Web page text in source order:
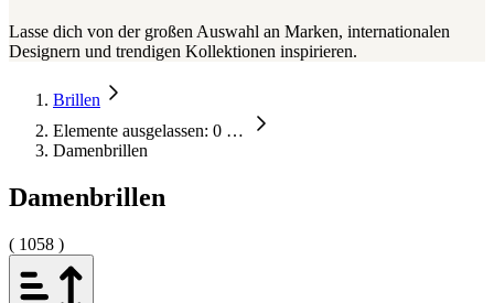
Lasse dich von der großen Auswahl an Marken, internationalen
Designern und trendigen Kollektionen inspirieren.
Brillen
Elemente ausgelassen: 0 …
Damenbrillen
Damenbrillen
( 1058 )